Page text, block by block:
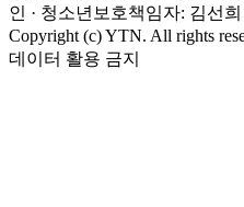
인 · 청소년보호책임자: 김선희
Copyright (c) YTN. All rights
데이터 활용 금지